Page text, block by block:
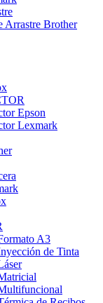
Arrastre Brother
Epson
Lexmark
A3
de Tinta